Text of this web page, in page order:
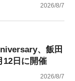
2026/8/7
、飯田
12日に開催
2026/8/7